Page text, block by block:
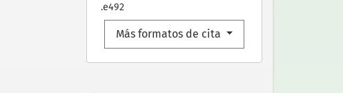
.e492
Más formatos de cita